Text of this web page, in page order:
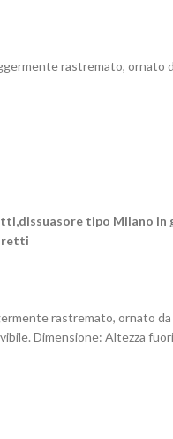
rastremato,
tipo Milano
rastremato, ornato
Dimensione: Altezza fuori